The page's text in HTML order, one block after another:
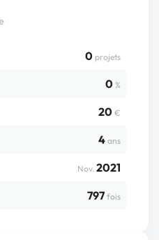
0 projets
0 %
20 €
4 ans
Nov. 2021
797 fois